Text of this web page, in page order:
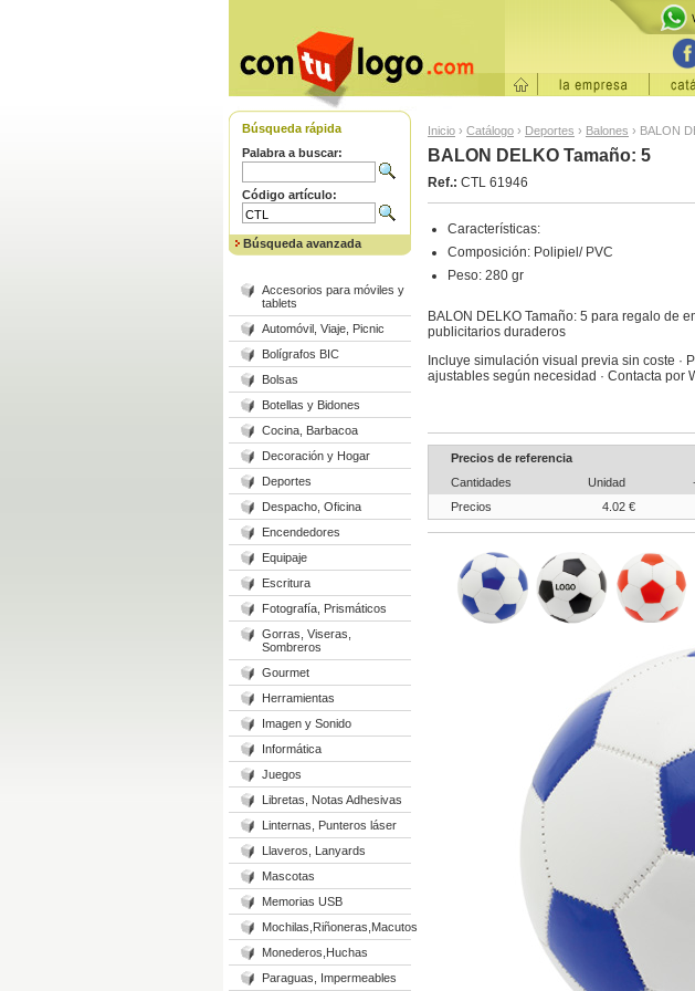
Búsqueda rápida
Palabra a buscar:
Código artículo:
Búsqueda avanzada
Accesorios para móviles y
tablets
Automóvil, Viaje, Picnic
Bolígrafos BIC
Bolsas
Botellas y Bidones
Cocina, Barbacoa
Decoración y Hogar
Deportes
Despacho, Oficina
Encendedores
Equipaje
Escritura
Fotografía, Prismáticos
Gorras, Viseras,
Sombreros
Gourmet
Herramientas
Imagen y Sonido
Informática
Juegos
Libretas, Notas Adhesivas
Linternas, Punteros láser
Llaveros, Lanyards
Mascotas
Memorias USB
Mochilas,Riñoneras,Macutos
Monederos,Huchas
Paraguas, Impermeables
Inicio › Catálogo › Deportes › Balones › BALON
BALON DELKO Tamaño: 5
Ref.: CTL 61946
Características:
Composición: Polipiel/ PVC
Peso: 280 gr
BALON DELKO Tamaño: 5 para regalo de
publicitarios duraderos
Incluye simulación visual previa sin coste ·
ajustables según necesidad · Contacta por
Precios de referencia
Cantidades
Unidad
Precios
4.02 €